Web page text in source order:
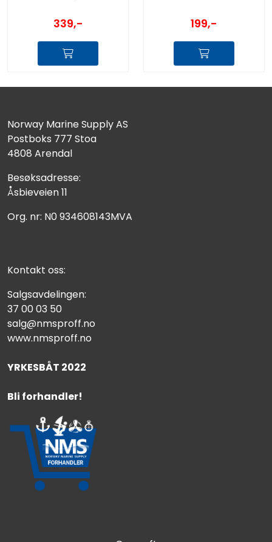
339,- 199,-
Norway Marine Supply AS
Postboks 777 Stoa
4808 Arendal
Besøksadresse:
Åsbieveien 11
Org. nr: N0 934608143MVA
Kontakt oss:
Salgsavdelingen:
37 00 03 50
salg@nmsproff.no
www.nmsproff.no
YRKESBÅT 2022
Bli forhandler!